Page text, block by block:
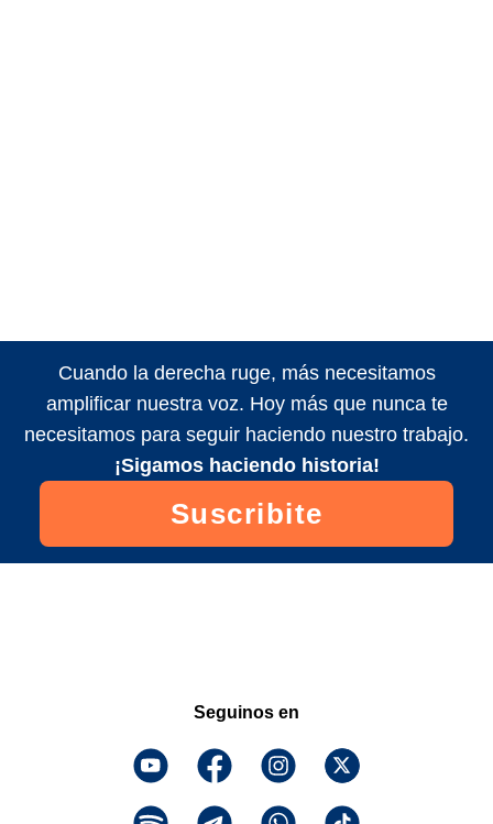
Cuando la derecha ruge, más necesitamos
amplificar nuestra voz. Hoy más que nunca te
necesitamos para seguir haciendo nuestro trabajo.
¡Sigamos haciendo historia!
Suscribite
Seguinos en